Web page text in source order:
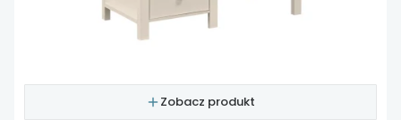
Zobacz produkt